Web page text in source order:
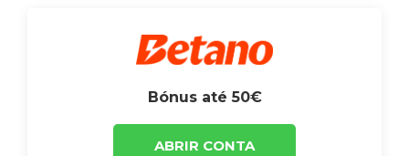
Bónus até 50€
ABRIR CONTA